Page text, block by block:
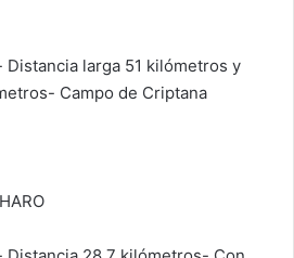
larga 51 kilómetros y
Campo de Criptana